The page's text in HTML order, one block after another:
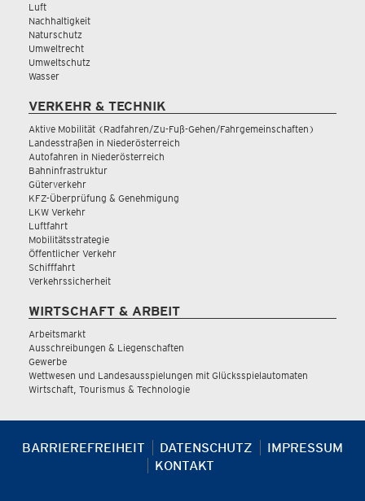
Luft
Nachhaltigkeit
Naturschutz
Umweltrecht
Umweltschutz
Wasser
VERKEHR & TECHNIK
Aktive Mobilität (Radfahren/Zu-Fuß-Gehen/Fahrgemeinschaften)
Landesstraßen in Niederösterreich
Autofahren in Niederösterreich
Bahninfrastruktur
Güterverkehr
KFZ-Überprüfung & Genehmigung
LKW Verkehr
Luftfahrt
Mobilitätsstrategie
Öffentlicher Verkehr
Schifffahrt
Verkehrssicherheit
WIRTSCHAFT & ARBEIT
Arbeitsmarkt
Ausschreibungen & Liegenschaften
Gewerbe
Wettwesen und Landesausspielungen mit Glücksspielautomaten
Wirtschaft, Tourismus & Technologie
BARRIEREFREIHEIT DATENSCHUTZ
IMPRESSUM
KONTAKT